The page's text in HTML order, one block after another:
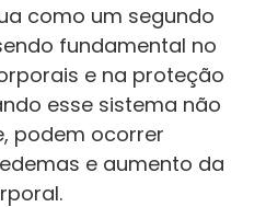
como um segundo
fundamental no
e na proteção
esse sistema não
podem ocorrer
e aumento da